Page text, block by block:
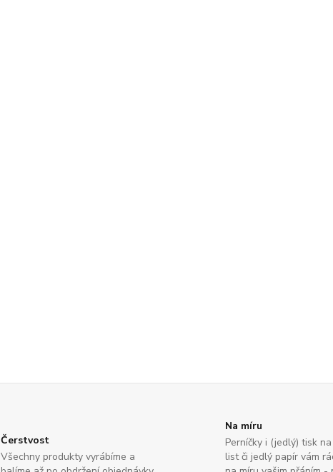
Čerstvost
Všechny produkty vyrábíme a
Na míru
Perníčky i (jedlý) tisk
list či jedlý papír vám